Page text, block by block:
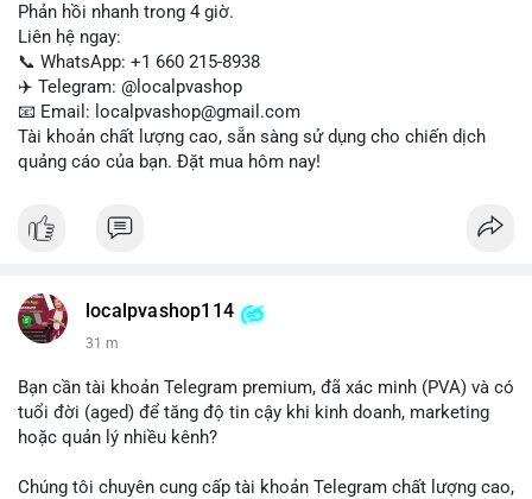
Phản hồi nhanh trong 4 giờ.
Liên hệ ngay:
📞 WhatsApp: +1 660 215-8938
✈️ Telegram: @localpvashop
📧 Email: localpvashop@gmail.com
Tài khoản chất lượng cao, sẵn sàng sử dụng cho chiến dịch
quảng cáo của bạn. Đặt mua hôm nay!
localpvashop114
31 m
Bạn cần tài khoản Telegram premium, đã xác minh (PVA) và có
tuổi đời (aged) để tăng độ tin cậy khi kinh doanh, marketing
hoặc quản lý nhiều kênh?
Chúng tôi chuyên cung cấp tài khoản Telegram chất lượng cao,